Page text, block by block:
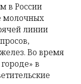
в России
молочных
линии
Во время
в